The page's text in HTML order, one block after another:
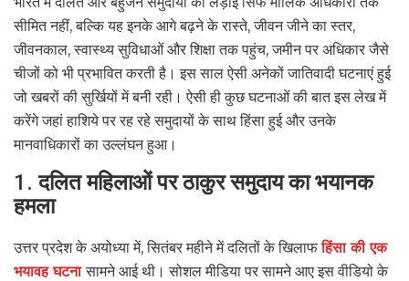
सीमित नहीं, बल्कि यह इनके आगे बढ़ने के रास्ते, जीवन जीने का स्तर,
जीवनकाल, स्वास्थ्य सुविधाओं और शिक्षा तक पहुंच, जमीन पर अधिकार जैसे
चीजों को भी प्रभावित करती है। इस साल ऐसी अनेकों जातिवादी घटनाएं हुई
जो खबरों की सुर्खियों में बनी रही। ऐसी ही कुछ घटनाओं की बात इस लेख में
करेंगे जहां हाशिये पर रह रहे समुदायों के साथ हिंसा हुई और उनके
मानवाधिकारों का उल्लंघन हुआ।
1.दलित महिलाओं पर ठाकुर समुदाय का भयानक
हमला
उत्तर प्रदेश के अयोध्या में, सितंबर महीने में दलितों के खिलाफहिंसा की एक
भयावह घटना सामने आई थी। सोशल मीडिया पर सामने आए इस वीडियो के